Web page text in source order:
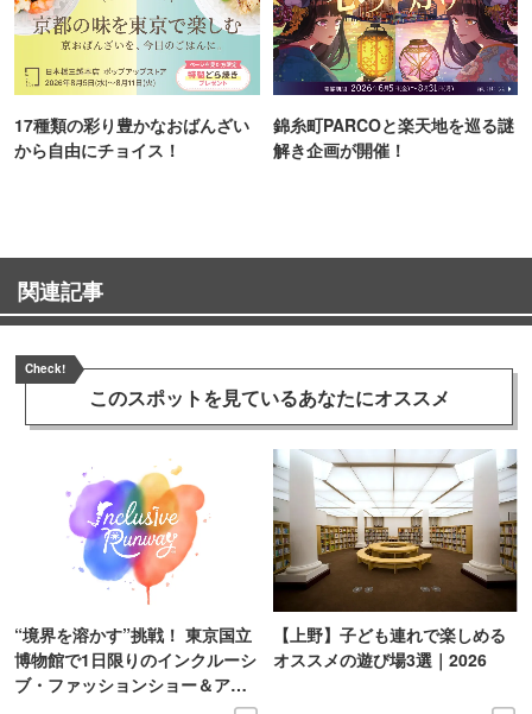
17種類の彩り豊かなおばんざい
から自由にチョイス！
錦糸町PARCOと楽天地を巡る謎
解き企画が開催！
関連記事
Check!
このスポットを見ているあなたにオススメ
“境界を溶かす”挑戦！ 東京国立
博物館で1日限りのインクルーシ
ブ・ファッションショー＆アー
【上野】子ども連れで楽しめる
オススメの遊び場3選｜2026